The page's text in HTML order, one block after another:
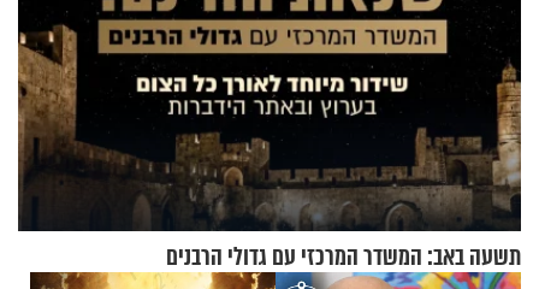
תשעה באב: המשדר המרכזי עם גדולי הרבנים